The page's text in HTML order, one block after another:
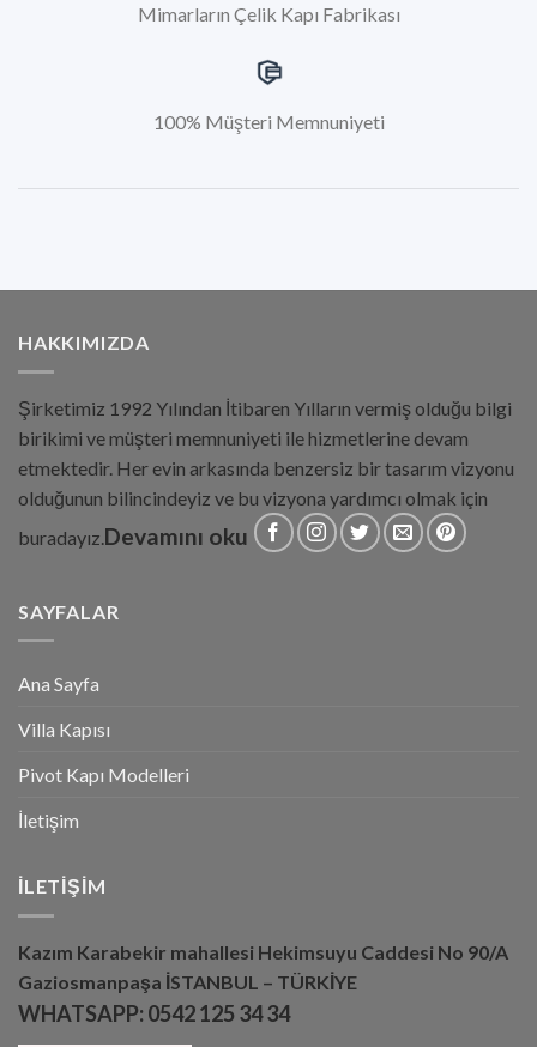
Mimarların Çelik Kapı Fabrikası
100% Müşteri Memnuniyeti
HAKKIMIZDA
Şirketimiz 1992 Yılından İtibaren Yılların vermiş olduğu bilgi
birikimi ve müşteri memnuniyeti ile hizmetlerine devam
etmektedir. Her evin arkasında benzersiz bir tasarım vizyonu
olduğunun bilincindeyiz ve bu vizyona yardımcı olmak için
buradayız. Devamını oku
SAYFALAR
Ana Sayfa
Villa Kapısı
Pivot Kapı Modelleri
İletişim
İLETIŞIM
Kazım Karabekir mahallesi Hekimsuyu Caddesi No 90/A
Gaziosmanpaşa İSTANBUL – TÜRKİYE
WHATSAPP: 0542 125 34 34